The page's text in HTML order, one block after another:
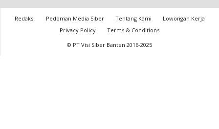
Redaksi Pedoman Media Siber Tentang Kami
Lowongan Kerja
Privacy Policy
Terms & Conditions
© PT Visi Siber Banten 2016-2025